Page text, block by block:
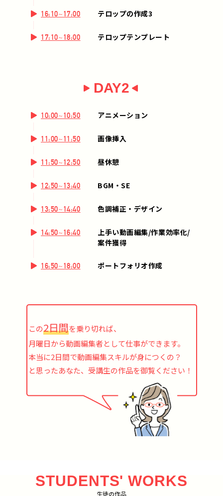
16:10~17:00 テロップの作成3
17:10~18:00 テロップテンプレート
DAY2
10:00~10:50 アニメーション
11:00~11:50 画像挿入
11:50~12:50 昼休憩
12:50~13:40 BGM・SE
13:50~14:40 色調補正・デザイン
14:50~16:40
上手い動画編集/作業効率化/
案件獲得
16:50~18:00 ポートフォリオ作成
この2日間を乗り切れば、
月曜日から動画編集者として仕事ができます。
本当に2日間で動画編集スキルが身につくの？
と思ったあなた、受講生の作品を御覧ください！
STUDENTS' WORKS
生徒の作品